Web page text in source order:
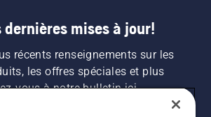
dernières mises à jour!
récents renseignements sur les
les offres spéciales et plus
vous à notre bulletin ici.